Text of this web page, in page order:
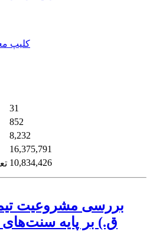
کلیپ
31
852
8,232
16,375,791
10,834,426
ق.) بر پایه سنت‌های